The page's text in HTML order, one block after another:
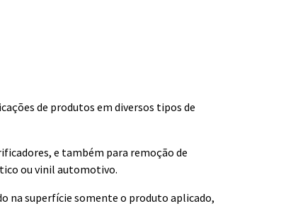
de produtos em diversos tipos de
e também para remoção de
ou vinil automotivo.
na superfície somente o produto aplicado,